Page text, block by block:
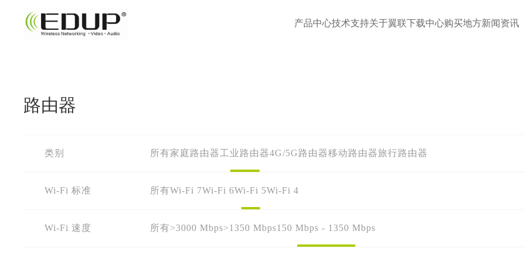
产品中心技术支持关于翼联下载中心购买地方新闻资讯
路由器
类别 所有家庭路由器工业路由器4G/5G路由器移动路由器旅行路由器
Wi-Fi 标准 所有Wi-Fi 7Wi-Fi 6Wi-Fi 5Wi-Fi 4
Wi-Fi 速度 所有>3000 Mbps>1350 Mbps150 Mbps - 1350 Mbps